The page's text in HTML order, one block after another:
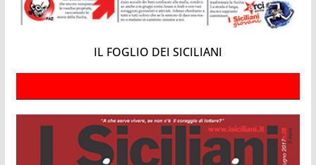
IL FOGLIO DEI SICILIANI